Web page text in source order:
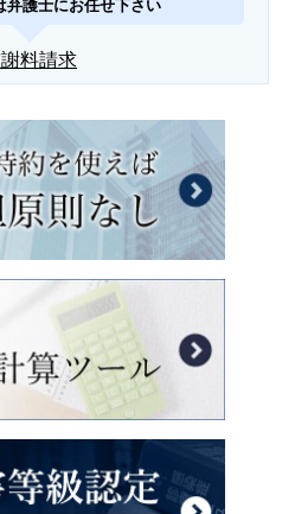
弁護士にお任せ下さい
料請求